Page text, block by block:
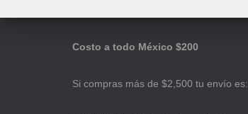
Costo a todo México $200
Si compras más de $2,500 tu envío es: